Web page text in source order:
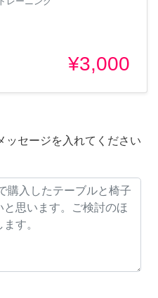
¥3,000
ッセージを入れてください